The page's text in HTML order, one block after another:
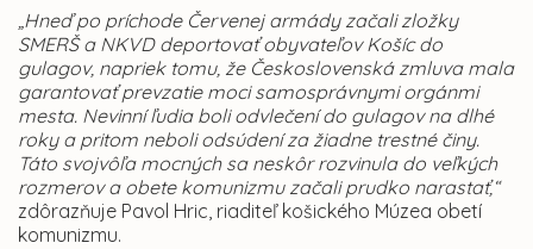
„Hneď po príchode Červenej armády začali zložky
SMERŠ a NKVD deportovať obyvateľov Košíc do
gulagov, napriek tomu, že Československá zmluva mala
garantovať prevzatie moci samosprávnymi orgánmi
mesta. Nevinní ľudia boli odvlečení do gulagov na dlhé
roky a pritom neboli odsúdení za žiadne trestné činy.
Táto svojvôľa mocných sa neskôr rozvinula do veľkých
rozmerov a obete komunizmu začali prudko narastať,“
zdôrazňuje Pavol Hric, riaditeľ košického Múzea obetí
komunizmu.